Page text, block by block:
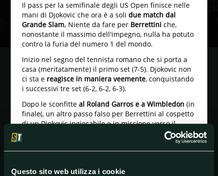
Questo sito web utilizza i cookie
Il pass per la semifinale degli US Open finisce nelle
mani di Djokovic che ora è a soli due match dal
Grande Slam.Niente da fare per Berrettini che,
nonostante il massimo dell'impegno, nulla ha potuto
contro la furia del numero 1 del mondo.
Inizio nel segno del tennista romano che si porta a
casa (meritatamente) il primo set (7-5). Djokovic non
ci sta e reagisce in maniera veemente, conquistando
i successivi tre set (6-2, 6-2, 6-3).
Dopo le sconfitte al Roland Garros e a Wimbledon (in
finale(, un altro passo falso per Berrettini al cospetto
di un Djokovic ingiocabile e in missione verso il
sogno Grande Slam.
Ora, sulla strada del numero 1 del mondo,c'è la
ultimamente il serbo (vittoria schiacciante alle